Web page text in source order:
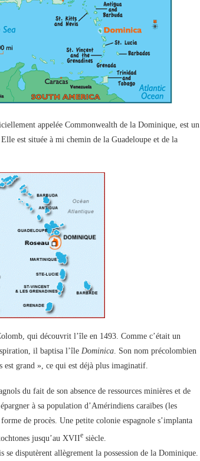
appelée Commonwealth de la Dominique, est un
est située à mi chemin de la Guadeloupe et de la
qui découvrit l’île en 1493. Comme c’était un
il baptisa l’île Dominica. Son nom précolombien
grand », ce qui est déjà plus imaginatif.
du fait de son absence de ressources minières et de
à sa population d’Amérindiens caraïbes (les
de procès. Une petite colonie espagnole s’implanta
jusqu’au XVIIe siècle.
se disputèrent allègrement la possession de la Dominique.